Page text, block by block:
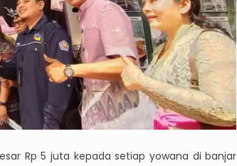
Rp 5 juta kepada setiap yowana di banjar